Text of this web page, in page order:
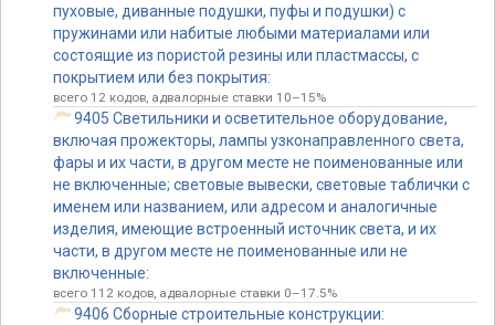
пуховые, диванные подушки, пуфы и подушки) с
пружинами или набитые любыми материалами или
состоящие из пористой резины или пластмассы, с
покрытием или без покрытия:
всего 12 кодов, адвалорные ставки 10–15%
9405 Светильники и осветительное оборудование,
включая прожекторы, лампы узконаправленного света,
фары и их части, в другом месте не поименованные или
не включенные; световые вывески, световые таблички с
именем или названием, или адресом и аналогичные
изделия, имеющие встроенный источник света, и их
части, в другом месте не поименованные или не
включенные:
всего 112 кодов, адвалорные ставки 0–17.5%
9406 Сборные строительные конструкции: